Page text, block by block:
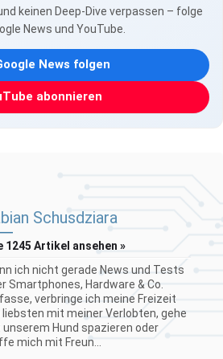
keinen Deep-Dive verpassen – folge
News und YouTube.
News folgen
abonnieren
Schusdziara
1245 Artikel ansehen »
ich nicht gerade News und Tests
Smartphones, Hardware & Co.
verbringe ich meine Freizeit
liebsten mit meiner Verlobten, gehe
Hund spazieren oder
mich mit Freun...